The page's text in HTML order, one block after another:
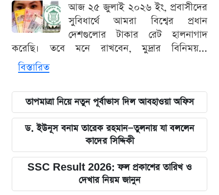
আজ ২৫ জুলাই ২০২৬ ইং, প্রবাসীদের
সুবিধার্থে আমরা বিশ্বের প্রধান
দেশগুলোর টাকার রেট হালনাগাদ
করেছি। তবে মনে রাখবেন, মুদ্রার বিনিময়...
বিস্তারিত
তাপমাত্রা নিয়ে নতুন পূর্বাভাস দিল আবহাওয়া অফিস
ড. ইউনূস বনাম তারেক রহমান—তুলনায় যা বললেন
কাদের সিদ্দিকী
SSC Result 2026: ফল প্রকাশের তারিখ ও
দেখার নিয়ম জানুন